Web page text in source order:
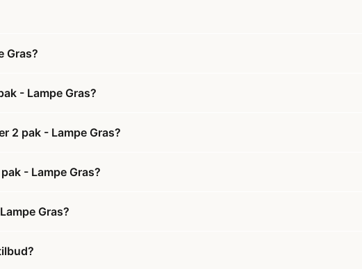
Gras?
- Lampe Gras?
2 pak - Lampe Gras?
- Lampe Gras?
Gras?